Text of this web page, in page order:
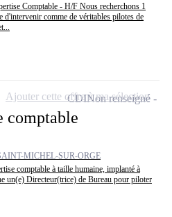
Comptable - H/F Nous recherchons 1
d'intervenir comme de véritables pilotes de
comptable
MICHEL-SUR-ORGE
comptable à taille humaine, implanté à
un(e) Directeur(trice) de Bureau pour piloter
CDINon renseigné
Ajouter cette offre à ma sélection